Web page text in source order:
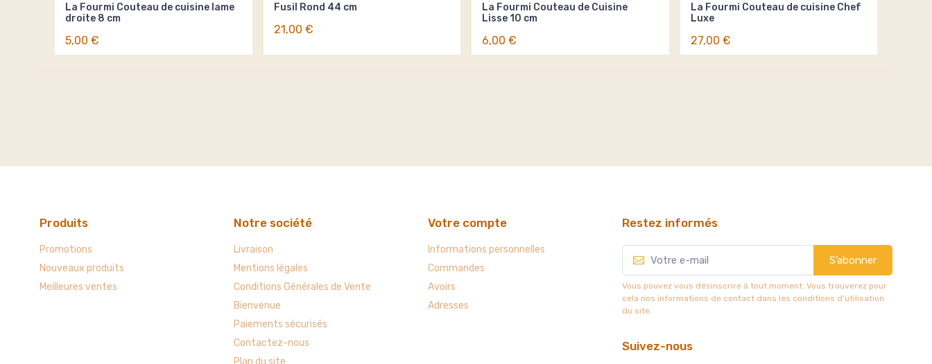
La Fourmi Couteau de cuisine lame
droite 8 cm
5,00 €
Fusil Rond 44 cm
21,00 €
La Fourmi Couteau de Cuisine
Lisse 10 cm
6,00 €
La Fourmi Couteau de cuisine Chef
Luxe
27,00 €
Produits
Promotions
Nouveaux produits
Meilleures ventes
Notre société
Livraison
Mentions légales
Conditions Générales de Vente
Bienvenue
Paiements sécurisés
Contactez-nous
Plan du site
Votre compte
Informations personnelles
Commandes
Avoirs
Adresses
Restez informés
S’abonner
Vous pouvez vous désinscrire à tout moment. Vous trouverez pour
cela nos informations de contact dans les conditions d'utilisation
du site.
Suivez-nous